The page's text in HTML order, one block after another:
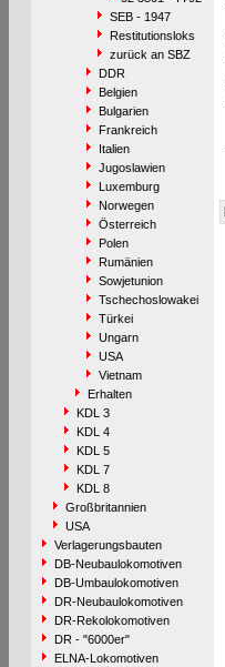
SEB - 1947
Restitutionsloks
zurück an SBZ
DDR
Belgien
Bulgarien
Frankreich
Italien
Jugoslawien
Luxemburg
Norwegen
Österreich
Polen
Rumänien
Sowjetunion
Tschechoslowakei
Türkei
Ungarn
USA
Vietnam
Erhalten
KDL 3
KDL 4
KDL 5
KDL 7
KDL 8
Großbritannien
USA
Verlagerungsbauten
DB-Neubaulokomotiven
DB-Umbaulokomotiven
DR-Neubaulokomotiven
DR-Rekolokomotiven
DR - "6000er"
ELNA-Lokomotiven